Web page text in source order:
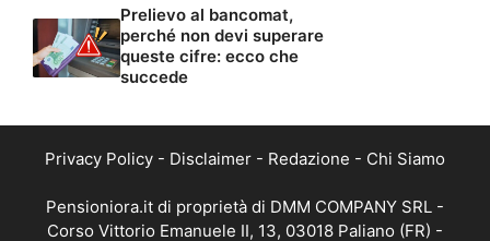
Prelievo al bancomat,
perché non devi superare
queste cifre: ecco che
succede
Privacy Policy - Disclaimer - Redazione - Chi Siamo
Pensioniora.it di proprietà di DMM COMPANY SRL -
Corso Vittorio Emanuele II, 13, 03018 Paliano (FR) -